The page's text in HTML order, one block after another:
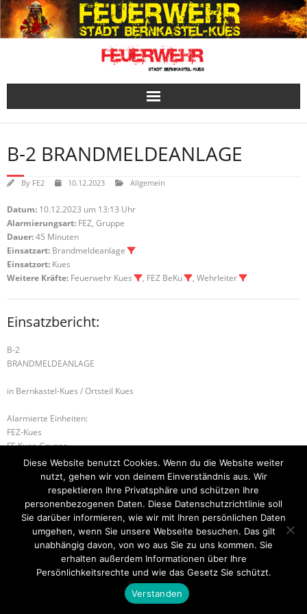
Skip
to
content
B-2 BRANDMELDEANLAGE
By FE2 10.12.2023 Allgemein
Datum: 10.12.2023 um 13:13 Uhr
Alarmierungsart: FEZ, Gruppe
Dauer:45 Minuten
Einsatzart: Brandmeldeanlage
Einsatzort: Kues
Weitere Kräfte: Feuerwehr Kues , FEZ BeKu , Wehrleiter
Einsatzbericht:
B-2
BRANDMELDEANLAGE
in Bernkastel-Kues / Ortsteil Kues
Alarmierte Einheiten:
FEZ-Kues
FF-Kues-Gruppe
BeKu WL
B-2 BRANDMELDEANLAGE H-2 TÜR ÖFFNEN DRINGEND
Startseite Einsätze Mitglied werden Über uns
Bilder
Kontakt
Theme byThink Up Themes Ltd. Powered byWordPress.
Diese Website benutzt Cookies. Wenn du die Website weiter
nutzt, gehen wir von deinem Einverständnis aus. Wir
respektieren Ihre Privatsphäre und schützen Ihre
personenbezogenen Daten. Diese Datenschutzrichtlinie soll
Sie darüber informieren, wie wir mit Ihren persönlichen Daten
umgehen, wenn Sie unsere Webseite besuchen. Das gilt
unabhängig davon, von wo aus Sie zu uns kommen. Sie
erhalten außerdem Informationen über Ihre
Persönlichkeitsrechte und wie das Gesetz Sie schützt.
Verstanden